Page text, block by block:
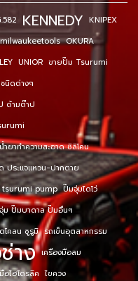
KENNEDY KNIPEX
milwaukeetools OKURA
UNIOR ขายปั๊ม Tsurumi
นิดต่างๆ
ด้ามต๊าป
ำยาทำความสะอาด ซิลิโคน
ประแจแหวน-ปากตาย
tsurumi pump ปั๊มจุ่มไดโว่
ม ปั๊มบาดาล ปั๊มอื่นๆ
โคลน ซูรูมิ รถเข็นอุตสาหกรรม
าง เครื่องมือลม
อไฮโดรลิค ไขควง